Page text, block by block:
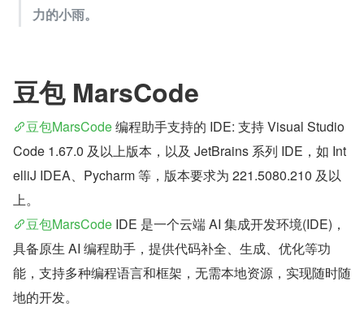
力的小雨。
豆包 MarsCode
豆包MarsCode 编程助手支持的 IDE: 支持 Visual Studio
Code 1.67.0 及以上版本，以及 JetBrains 系列 IDE，如 Int
elliJ IDEA、Pycharm 等，版本要求为 221.5080.210 及以
上。
豆包MarsCode IDE 是一个云端 AI 集成开发环境(IDE)，
具备原生 AI 编程助手，提供代码补全、生成、优化等功
能，支持多种编程语言和框架，无需本地资源，实现随时随
地的开发。